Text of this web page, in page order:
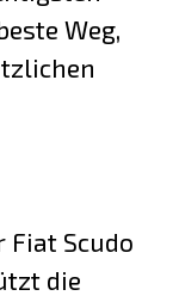
Weg,
Fiat Scudo
die